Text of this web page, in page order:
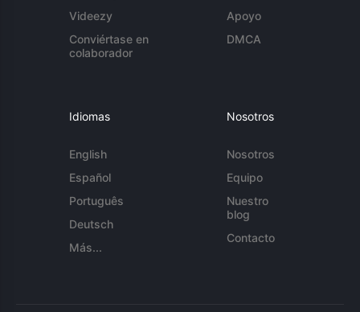
Videezy
Conviértase en
colaborador
Apoyo
DMCA
Idiomas
English
Español
Português
Deutsch
Más...
Nosotros
Nosotros
Equipo
Nuestro
blog
Contacto